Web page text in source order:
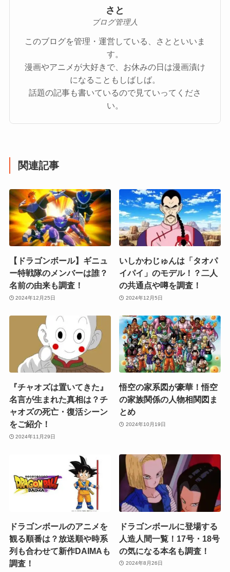
さと
ブログ管理人
このブログを管理・運営している、さとといいま
す。
漫画やアニメが大好きで、お休みの日は漫画漬け
になることもしばしば。
話題の記事も書いているので見ていってくださ
い。
関連記事
【ドラゴンボール】ギニュ
ー特戦隊のメンバーは誰？
名前の由来も調査！
2024年12月25日
いしかわじゅんは「タオパ
イパイ」のモデル！？二人
の共通点や噂を調査！
2024年12月5日
『チャオズは置いてきた』
名言が生まれた真相は？チ
ャオズの死亡・復活シーン
をご紹介！
2024年11月29日
悟空の家系図が豪華！悟空
の家族関係の人物相関図ま
とめ
2024年10月19日
ドラゴンボールのアニメを
観る順番は？放送順や時系
列も合わせて新作DAIMAも
調査！
ドラゴンボールに登場する
人造人間一覧！17号・18号
の気になる本名も調査！
2024年8月26日